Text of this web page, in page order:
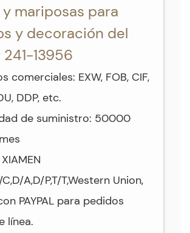
mariposas para
y decoración del
13956
comerciales: EXW, FOB, CIF,
DDP, etc.
de suministro: 50000
A,D/P,T/T,Western Union,
PAYPAL para pedidos
línea.